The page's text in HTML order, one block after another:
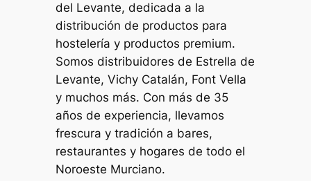
del Levante, dedicada a la
distribución de productos para
hostelería y productos premium.
Somos distribuidores de Estrella de
Levante, Vichy Catalán, Font Vella
y muchos más. Con más de 35
años de experiencia, llevamos
frescura y tradición a bares,
restaurantes y hogares de todo el
Noroeste Murciano.